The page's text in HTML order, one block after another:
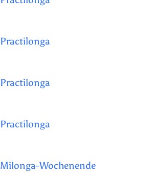
Practilonga
Practilonga
Practilonga
Milonga-Wochenende